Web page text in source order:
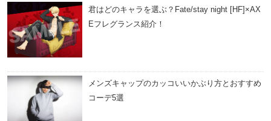
君はどのキャラを選ぶ？Fate/stay night [HF]×AX
Eフレグランス紹介！
メンズキャップのカッコいいかぶり方とおすすめ
コーデ5選